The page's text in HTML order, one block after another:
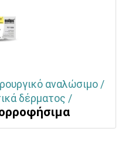
αναλώσιμο /
δέρματος /